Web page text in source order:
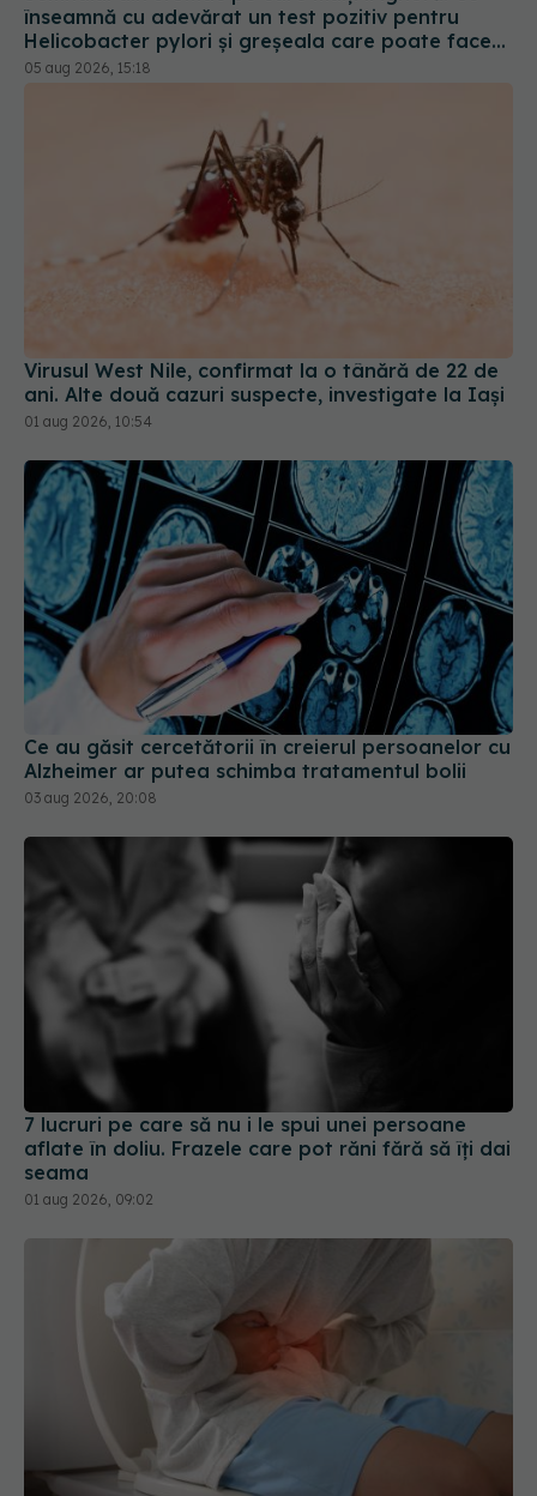
Virusul West Nile, confirmat la o tânără de 22 de
ani. Alte două cazuri suspecte, investigate la Iași
Ce au găsit cercetătorii în creierul persoanelor cu
Alzheimer ar putea schimba tratamentul bolii
03 aug 2026, 20:08
7 lucruri pe care să nu i le spui unei persoane
aflate în doliu. Frazele care pot răni fără să îți dai
seama
01 aug 2026, 09:02
Tranzitul intestinal lent poate fi asociat cu un risc
mai mare de cancer, Alzheimer și Parkinson
31 iul 2026, 17:58